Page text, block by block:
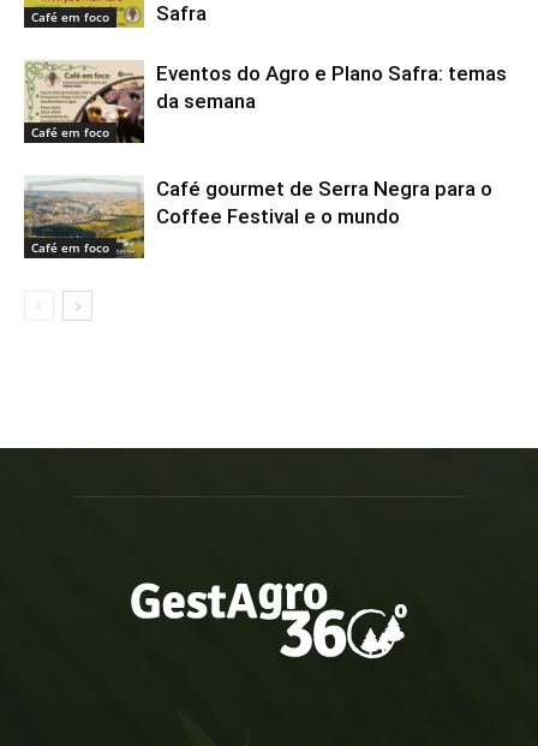
Café em foco
Safra
Café em foco
Eventos do Agro e Plano Safra: temas
da semana
Café em foco
Café gourmet de Serra Negra para o
Coffee Festival e o mundo